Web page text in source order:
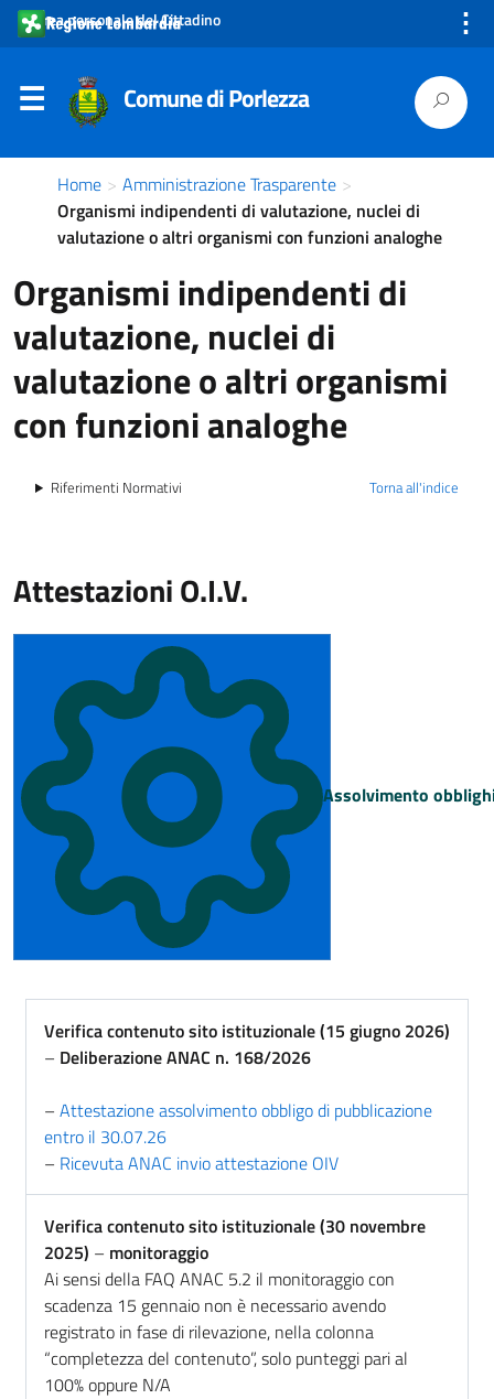
Area personale del Cittadino ⋮
Comune di Porlezza
Home > Amministrazione Trasparente >
Organismi indipendenti di valutazione, nuclei di
valutazione o altri organismi con funzioni analoghe
Organismi indipendenti di
valutazione, nuclei di
valutazione o altri organismi
con funzioni analoghe
Torna all'indice
Riferimenti Normativi
Attestazioni O.I.V.
Assolvimento
Verifica contenuto sito istituzionale (15 giugno 2026)
– Deliberazione ANAC n. 168/2026
– Attestazione assolvimento obbligo di pubblicazione
entro il 30.07.26
– Ricevuta ANAC invio attestazione OIV
Verifica contenuto sito istituzionale (30 novembre
2025) – monitoraggio
Ai sensi della FAQ ANAC 5.2 il monitoraggio con
scadenza 15 gennaio non è necessario avendo
registrato in fase di rilevazione, nella colonna
“completezza del contenuto”, solo punteggi pari al
100% oppure N/A